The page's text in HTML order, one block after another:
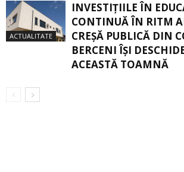
ACTUALITATE
INVESTIȚIILE ÎN
CONTINUĂ ÎN RITM
CREŞĂ PUBLICĂ DIN
BERCENI ÎŞI
ACEASTĂ TOAMNĂ